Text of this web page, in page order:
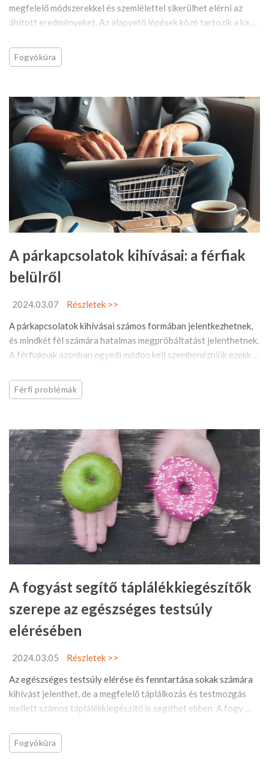
megfelelő módszerekkel és szemlélettel sikerülhet elérni az
áhított eredményeket. Az alapvető lépések közé tartozik a ka ...
Fogyókúra
A párkapcsolatok kihívásai: a férfiak
belülről
2024.03.07
Részletek >>
A párkapcsolatok kihívásai számos formában jelentkezhetnek,
és mindkét fél számára hatalmas megpróbáltatást jelenthetnek.
A férfiaknak azonban egyedi módon kell szembenézniük ezekk ...
Férfi problémák
A fogyást segítő táplálékkiegészítők
szerepe az egészséges testsúly
elérésében
2024.03.05
Részletek >>
Az egészséges testsúly elérése és fenntartása sokak számára
kihívást jelenthet, de a megfelelő táplálkozás és testmozgás
mellett számos táplálékkiegészítő is segíthet ebben. A fogy ...
Fogyókúra